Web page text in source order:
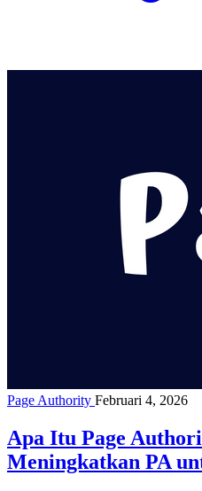
Page Authority Februari 4, 2026
Apa Itu Page
Meningkatkan PA